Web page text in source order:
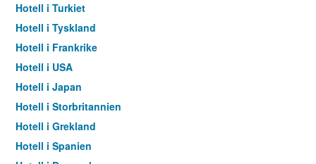
Hotell i Turkiet
Hotell i Tyskland
Hotell i Frankrike
Hotell i USA
Hotell i Japan
Hotell i Storbritannien
Hotell i Grekland
Hotell i Spanien